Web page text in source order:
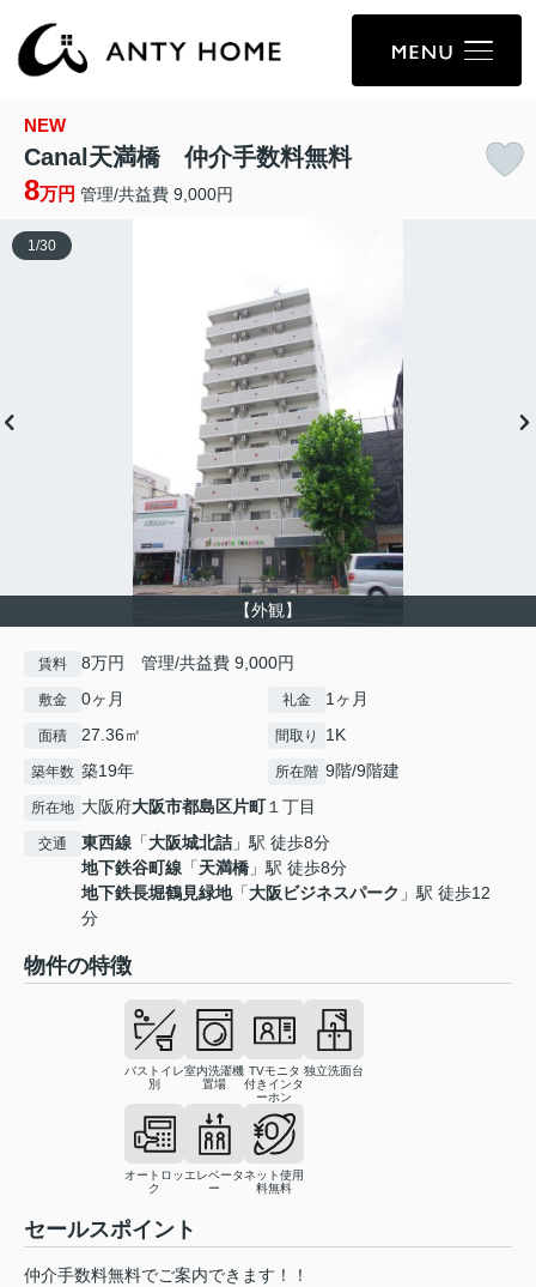
NEW
Canal天満橋 仲介手数料無料
8万円 管理/共益費 9,000円
【外観】
1 /30
賃料 8万円 管理/共益費 9,000円
敷金 0ヶ月 礼金 1ヶ月
面積 27.36㎡ 間取り 1K
築年数 築19年 所在階 9階/9階建
所在地 大阪府大阪市都島区片町１丁目
交通 東西線 「大阪城北詰 」駅 徒歩8分
地下鉄谷町線 「天満橋 」駅 徒歩8分
地下鉄長堀鶴見緑地「大阪ビジネスパーク 」駅 徒歩12
分
物件の特徴
バストイレ
別
室内洗濯機
置場
TVモニタ
付きインタ
ーホン
独立洗面台
オートロッ
ク
エレベータ
ー
ネット使用
料無料
セールスポイント
仲介手数料無料でご案内できます！！